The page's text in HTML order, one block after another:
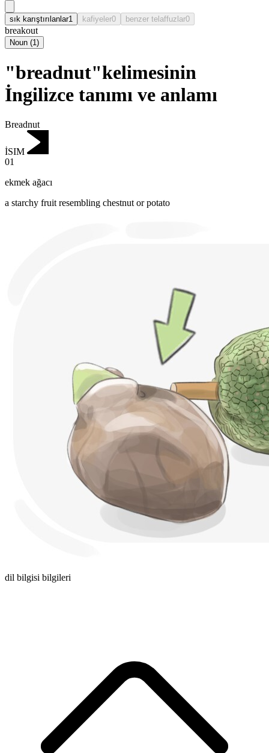
sık karıştırılanlar1 kafiyeler0 benzer telaffuzlar0
breakout
Noun (1)
"breadnut"kelimesinin
İngilizce tanımı ve anlamı
Breadnut
İSIM
01
ekmek ağacı
a starchy fruit resembling chestnut or potato
dil bilgisi bilgileri